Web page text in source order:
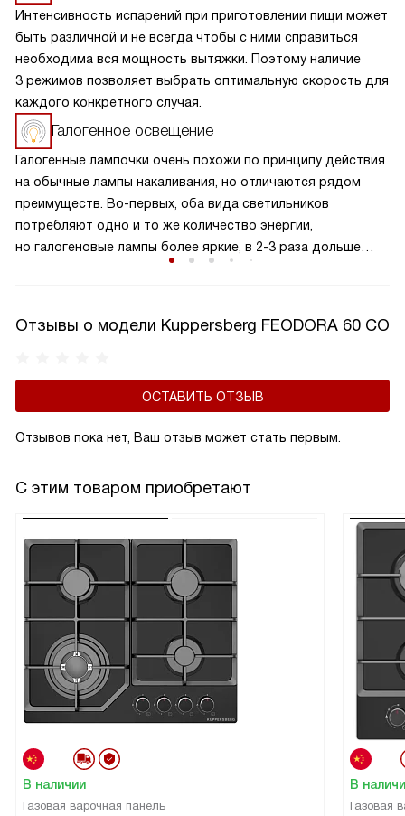
Интенсивность испарений при приготовлении пищи может
быть различной и не всегда чтобы с ними справиться
необходима вся мощность вытяжки. Поэтому наличие
3 режимов позволяет выбрать оптимальную скорость для
каждого конкретного случая.
Галогенное освещение
Галогенные лампочки очень похожи по принципу действия
на обычные лампы накаливания, но отличаются рядом
преимуществ. Во-первых, оба вида светильников
потребляют одно и то же количество энергии,
но галогеновые лампы более яркие, в 2-3 раза дольше
из семейства галогенов.
Отзывы о модели Kuppersberg FEODORA 60 CO
ОСТАВИТЬ ОТЗЫВ
Отзывов пока нет, Ваш отзыв может стать первым.
С этим товаром приобретают
В наличии
Газовая варочная панель
В
Газовая